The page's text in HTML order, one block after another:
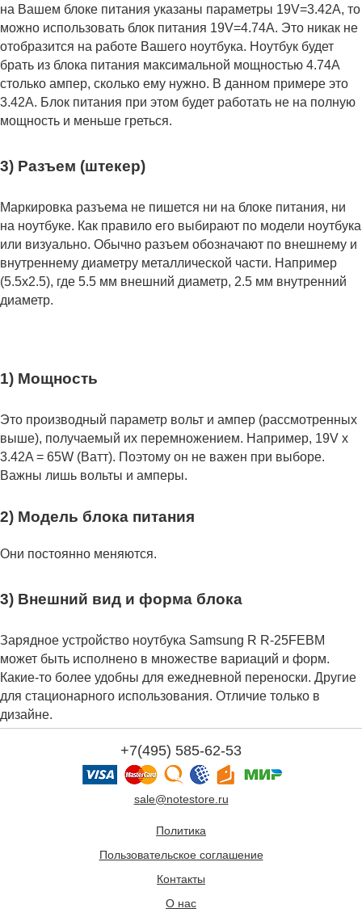
на Вашем блоке питания указаны параметры 19V=3.42A, то
можно использовать блок питания 19V=4.74A. Это никак не
отобразится на работе Вашего ноутбука. Ноутбук будет
брать из блока питания максимальной мощностью 4.74А
столько ампер, сколько ему нужно. В данном примере это
3.42А. Блок питания при этом будет работать не на полную
мощность и меньше греться.
3) Разъем (штекер)
Маркировка разъема не пишется ни на блоке питания, ни
на ноутбуке. Как правило его выбирают по модели ноутбука
или визуально. Обычно разъем обозначают по внешнему и
внутреннему диаметру металлической части. Например
(5.5x2.5), где 5.5 мм внешний диаметр, 2.5 мм внутренний
диаметр.
1) Мощность
Это производный параметр вольт и ампер (рассмотренных
выше), получаемый их перемножением. Например, 19V x
3.42A = 65W (Ватт). Поэтому он не важен при выборе.
Важны лишь вольты и амперы.
2) Модель блока питания
Они постоянно меняются.
3) Внешний вид и форма блока
Зарядное устройство ноутбука Samsung R R-25FEBM
может быть исполнено в множестве вариаций и форм.
Какие-то более удобны для ежедневной переноски. Другие
для стационарного использования. Отличие только в
дизайне.
+7(495) 585-62-53
sale@notestore.ru
Политика
Пользовательское соглашение
Контакты
О нас